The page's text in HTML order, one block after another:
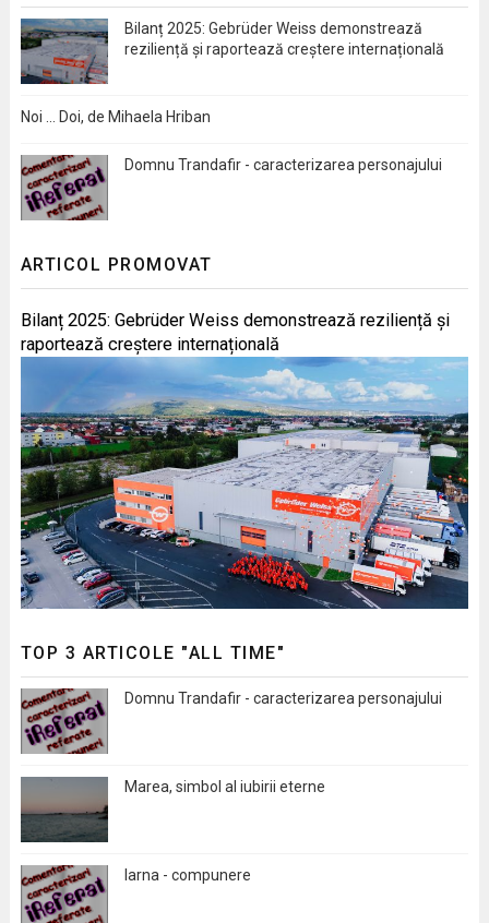
Bilanț 2025: Gebrüder Weiss demonstrează
reziliență și raportează creștere internațională
Noi … Doi, de Mihaela Hriban
Domnu Trandafir - caracterizarea personajului
ARTICOL PROMOVAT
Bilanț 2025: Gebrüder Weiss demonstrează reziliență și
raportează creștere internațională
TOP 3 ARTICOLE "ALL TIME"
Domnu Trandafir - caracterizarea personajului
Marea, simbol al iubirii eterne
Iarna - compunere